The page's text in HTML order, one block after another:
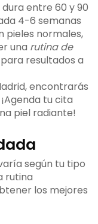
entre 60 y 90
4-6 semanas
pieles normales,
una rutina de
resultados a
encontrarás
tu cita
piel radiante!
según tu tipo
rutina
los mejores